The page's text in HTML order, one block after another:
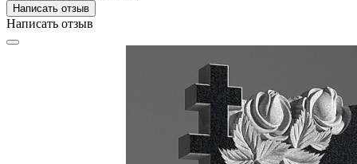
Написать отзыв
Написать отзыв